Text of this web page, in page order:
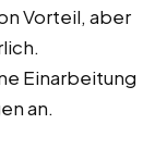
Vorteil, aber
Einarbeitung
an.